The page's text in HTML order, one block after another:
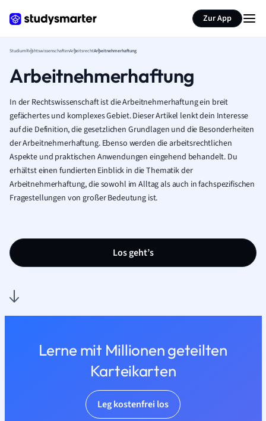
Zur App
StudiumRechtswissenschaftenArbeitsrechtArbeitnehmerhaftung
Arbeitnehmerhaftung
In der Rechtswissenschaft ist die Arbeitnehmerhaftung ein breit
gefächertes und komplexes Gebiet. Dieser Artikel lenkt dein Interesse
auf die Definition, die gesetzlichen Grundlagen und die Besonderheiten
der Arbeitnehmerhaftung. Ebenso werden die arbeitsrechtlichen
Aspekte und praktischen Anwendungen eingehend behandelt. Du
erhältst einen fundierten Einblick in die Thematik der
Arbeitnehmerhaftung, die sowohl im Alltag als auch in fachspezifischen
Fragestellungen von großer Bedeutung ist.
Los geht’s
Lerne mit Millionen geteilten
Karteikarten
Leg kostenfrei los